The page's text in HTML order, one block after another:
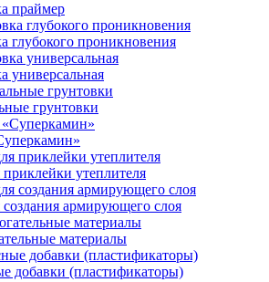
праймер
глубокого проникновения
универсальная
грунтовки
утеплителя
армирующего слоя
материалы
добавки (пластификаторы)